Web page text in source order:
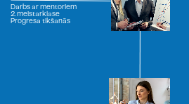
Darbs ar mentoriem
2. meistarklase
Progresa tikšanās